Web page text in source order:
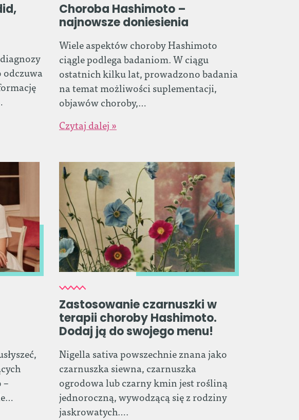
Choroba Hashimoto –
najnowsze doniesienia
Wiele aspektów choroby Hashimoto
ciągle podlega badaniom. W ciągu
ostatnich kilku lat, prowadzono badania
na temat możliwości suplementacji,
objawów choroby,…
Czytaj dalej »
Zastosowanie czarnuszki w
terapii choroby Hashimoto.
Dodaj ją do swojego menu!
Nigella sativa powszechnie znana jako
czarnuszka siewna, czarnuszka
ogrodowa lub czarny kmin jest rośliną
jednoroczną, wywodzącą się z rodziny
jaskrowatych….